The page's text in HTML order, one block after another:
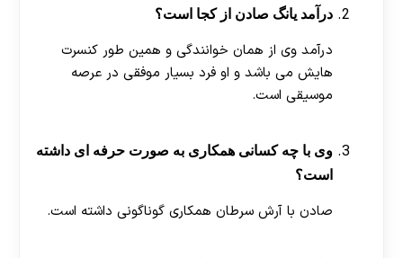
درآمد یانگ صادن از کجا است؟
درآمد وی از همان خوانندگی و همین طور کنسرت
هایش می باشد و او فرد بسیار موفقی در عرصه
موسیقی است.
وی با چه کسانی همکاری به صورت حرفه ای داشته
است؟
صادن با آرش سرطان همکاری گوناگونی داشته است.